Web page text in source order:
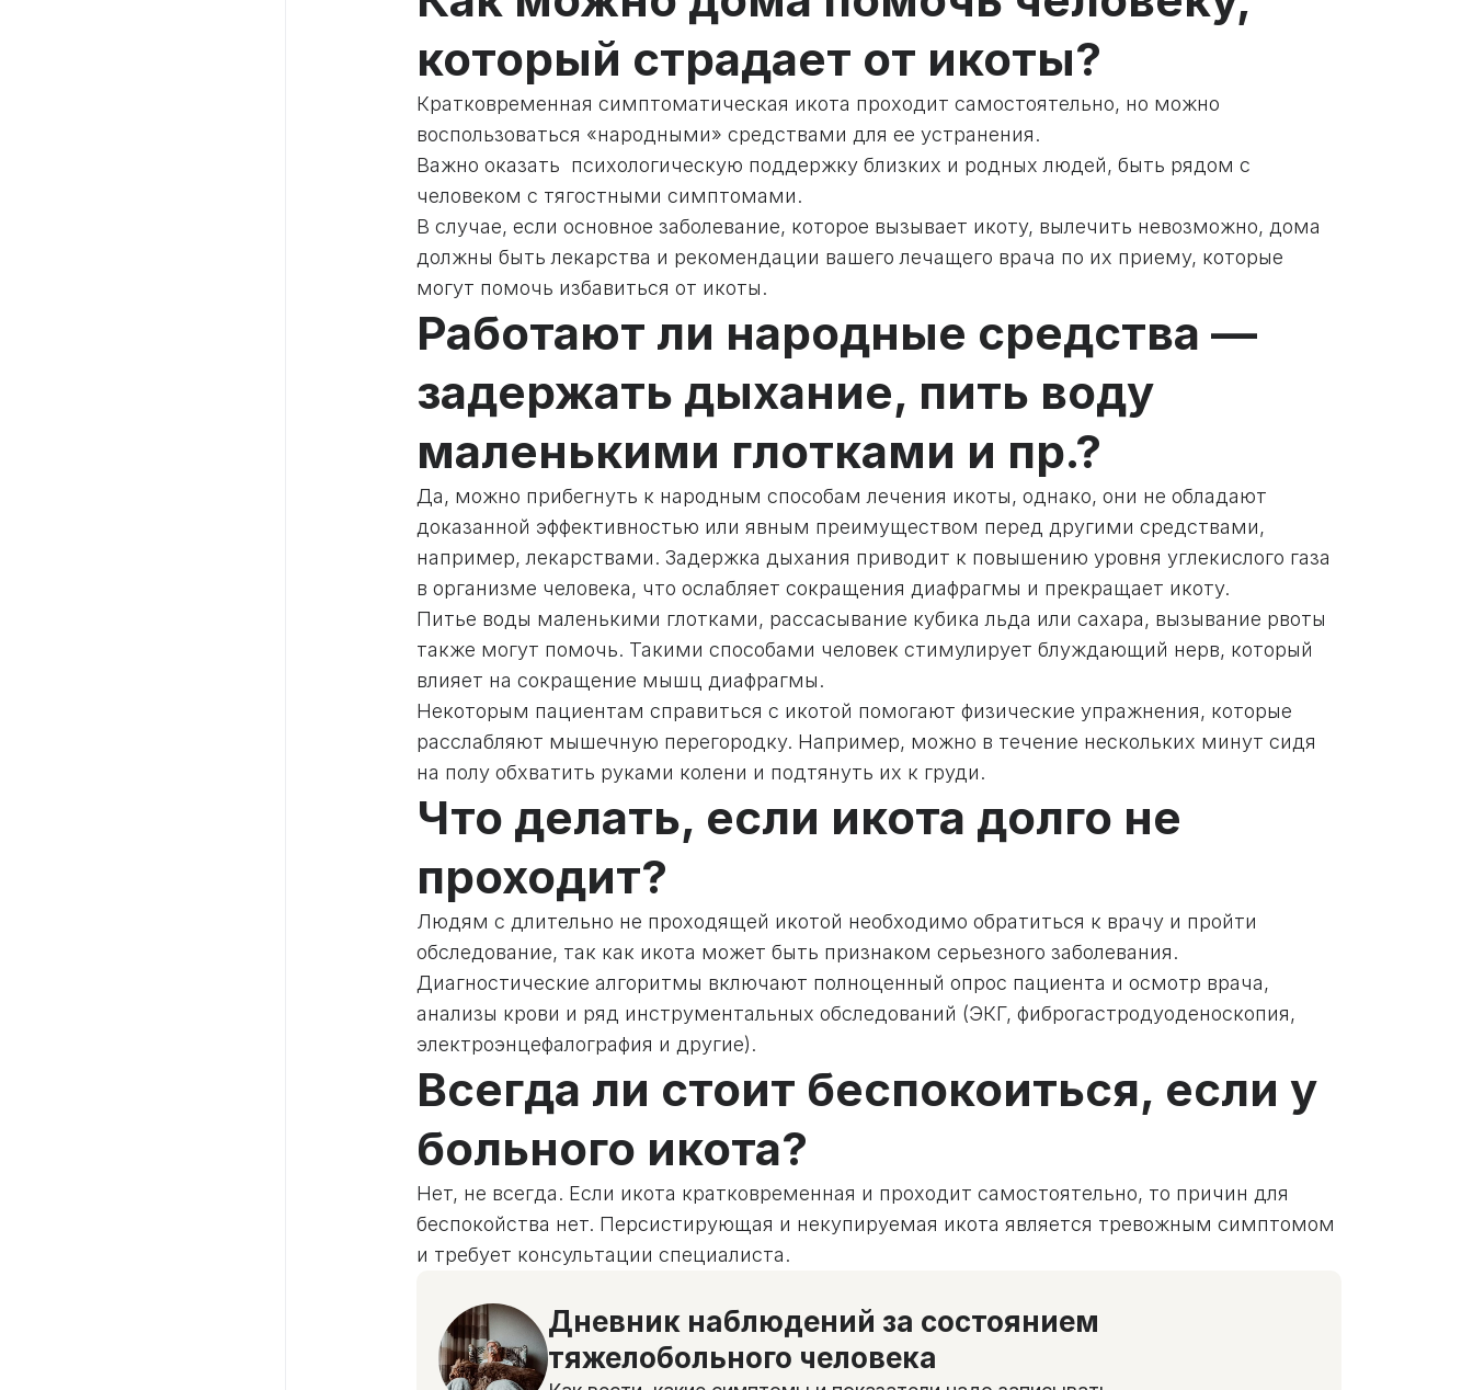
который страдает от икоты?
Кратковременная симптоматическая икота проходит самостоятельно, но можно
воспользоваться «народными» средствами для ее устранения.
Важно оказать психологическую поддержку близких и родных людей, быть рядом с
человеком с тягостными симптомами.
В случае, если основное заболевание, которое вызывает икоту, вылечить невозможно, дома
должны быть лекарства и рекомендации вашего лечащего врача по их приему, которые
могут помочь избавиться от икоты.
Работают ли народные средства —
задержать дыхание, пить воду
маленькими глотками и пр.?
Да, можно прибегнуть к народным способам лечения икоты, однако, они не обладают
доказанной эффективностью или явным преимуществом перед другими средствами,
например, лекарствами. Задержка дыхания приводит к повышению уровня углекислого газа
в организме человека, что ослабляет сокращения диафрагмы и прекращает икоту.
Питье воды маленькими глотками, рассасывание кубика льда или сахара, вызывание рвоты
также могут помочь. Такими способами человек стимулирует блуждающий нерв, который
влияет на сокращение мышц диафрагмы.
Некоторым пациентам справиться с икотой помогают физические упражнения, которые
расслабляют мышечную перегородку. Например, можно в течение нескольких минут сидя
на полу обхватить руками колени и подтянуть их к груди.
Что делать, если икота долго не
проходит?
Людям с длительно не проходящей икотой необходимо обратиться к врачу и пройти
обследование, так как икота может быть признаком серьезного заболевания.
Диагностические алгоритмы включают полноценный опрос пациента и осмотр врача,
анализы крови и ряд инструментальных обследований (ЭКГ, фиброгастродуоденоскопия,
электроэнцефалография и другие).
Всегда ли стоит беспокоиться, если у
больного икота?
Нет, не всегда. Если икота кратковременная и проходит самостоятельно, то причин для
беспокойства нет. Персистирующая и некупируемая икота является тревожным симптомом
и требует консультации специалиста.
Дневник наблюдений за состоянием
тяжелобольного человека